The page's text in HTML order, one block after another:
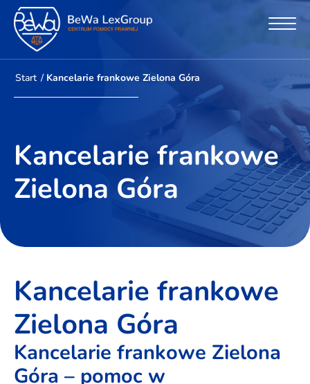
Start / Kancelarie frankowe Zielona Góra
Kancelarie frankowe
Zielona Góra
Kancelarie frankowe
Zielona Góra
Kancelarie frankowe Zielona
Góra – pomoc w